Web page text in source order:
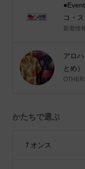
コ・
新着情報
アロ
とめ）
かたちで選ぶ
７オンス